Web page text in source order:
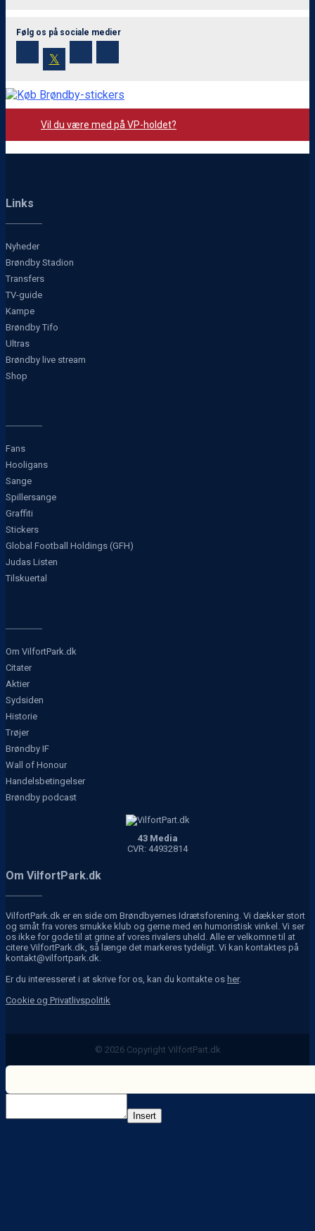
Følg os på sociale medier
𝕏
Vil du være med på VP-holdet?
Links
Nyheder
Brøndby Stadion
Transfers
TV-guide
Kampe
Brøndby Tifo
Ultras
Brøndby live stream
Shop
Fans
Hooligans
Sange
Spillersange
Graffiti
Stickers
Global Football Holdings (GFH)
Judas Listen
Tilskuertal
Om VilfortPark.dk
Citater
Aktier
Sydsiden
Historie
Trøjer
Brøndby IF
Wall of Honour
Handelsbetingelser
Brøndby podcast
43 Media
CVR: 44932814
Om VilfortPark.dk
VilfortPark.dk er en side om Brøndbyernes Idrætsforening. Vi dækker stort
og småt fra vores smukke klub og gerne med en humoristisk vinkel. Vi ser
os ikke for gode til at grine af vores rivalers uheld. Alle er velkomne til at
citere VilfortPark.dk, så længe det markeres tydeligt. Vi kan kontaktes på
kontakt@vilfortpark.dk.
Er du interesseret i at skrive for os, kan du kontakte os her.
Cookie og Privatlivspolitik
© 2026 Copyright VilfortPart.dk
Insert